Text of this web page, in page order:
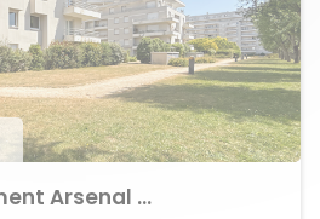
Achat Appartement Arsenal - Redon